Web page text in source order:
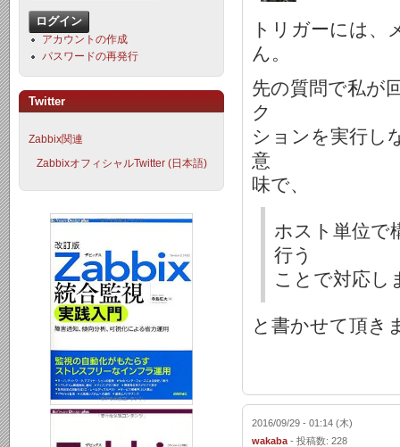
トリガーには、
ん。
先の質問で私が
ク
ションを実行し
意
味で、
ホスト単位で
行う
ことで対応し
と書かせて頂き
2016/09/29 - 01:14 (木)
wakaba - 投稿数: 228
アカウントの作成
パスワードの再発行
Twitter
Zabbix関連
ZabbixオフィシャルTwitter (日本語)